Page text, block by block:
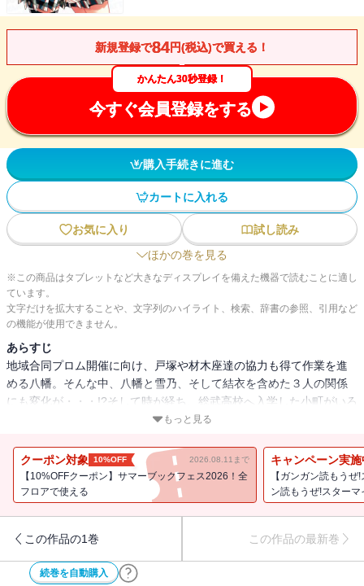
新規登録で84円(税込)で買える！
かんたん30秒登録！
今すぐ会員登録をする
購入手続きに進む
カートに入れる
お気に入り
試し読み
ほかの巻を見る
※この商品はタブレットなど大きなディスプレイを備えた機器で読むことに適し
ています。
文字だけを拡大することや、文字列のハイライト、検索、辞書の参照、引用など
の機能が使用できません。
あらすじ
地域合同プロム開催に向け、戸塚や材木座達の協力も得て作業を進
める八幡。そんな中、八幡と雪乃、そして結衣を含めた３人の関係
にも変化が・・・!?そして時が経ち、総武高校へ入学した小町がいろ
はを引き連れ奉仕部の部室へ現れ・・・!?大人気ラノベのコミカライ
もっと見る
クーポン対象 10%OFF 2026.08.11まで
【10%OFFクーポン】サマーブックフェス2026！全
フロアで使える
キャンペーン実施
【ガンガン読もう
ン読もうぜ!スターマ
この作品の1巻 この作品の最新巻
続巻を自動購入